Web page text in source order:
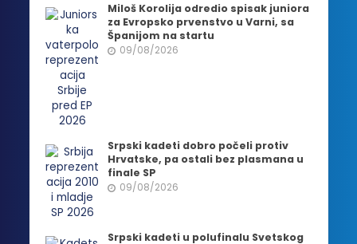
Miloš Korolija odredio spisak juniora
za Evropsko prvenstvo u Varni, sa
Španijom na startu
09/08/2026
Srpski kadeti dobro počeli protiv
Hrvatske, pa ostali bez plasmana u
finale SP
09/08/2026
Srpski kadeti u polufinalu Svetskog